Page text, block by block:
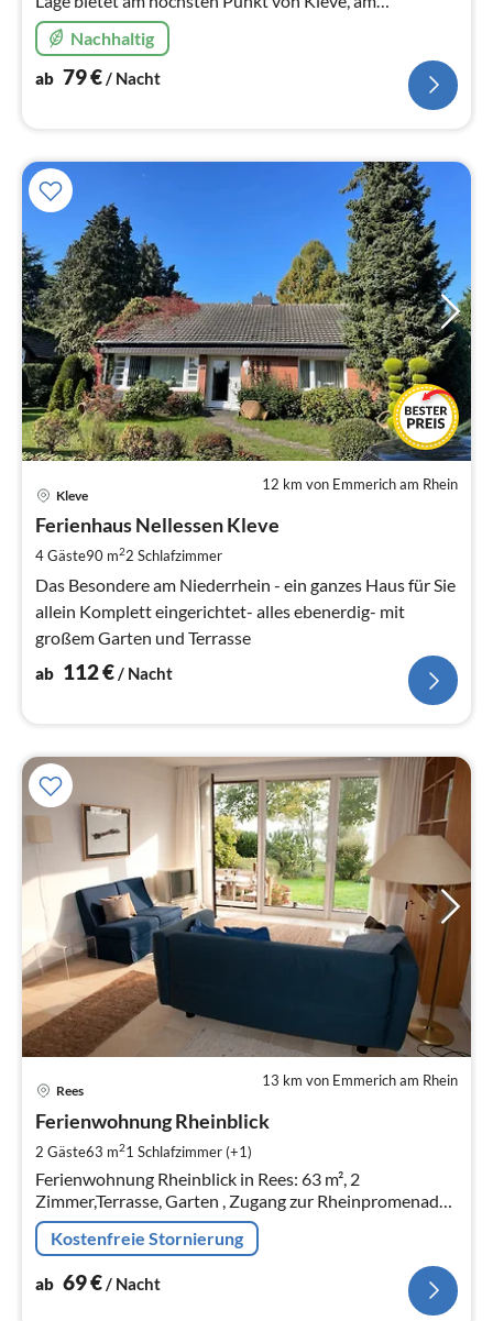
Niederrhein, auf 85 qm Platz für bis zu 5 Personen.
Nachhaltig
ab 79€/ Nacht
12 km von Emmerich am Rhein
Kleve
Ferienhaus Nellessen Kleve
4 Gäste90 m22 Schlafzimmer
Das Besondere am Niederrhein - ein ganzes Haus für Sie
allein Komplett eingerichtet- alles ebenerdig- mit
großem Garten und Terrasse
ab 112€/ Nacht
13 km von Emmerich am Rhein
Rees
Ferienwohnung Rheinblick
2 Gäste63 m21 Schlafzimmer (+1)
Ferienwohnung Rheinblick in Rees: 63 m², 2
Zimmer,Terrasse, Garten , Zugang zur Rheinpromenade
für 2 Personen.
Kostenfreie Stornierung
ab 69€/ Nacht